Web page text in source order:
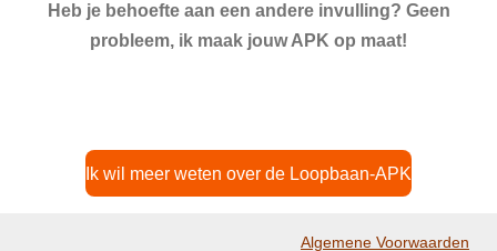
Heb je behoefte aan een andere invulling? Geen
probleem, ik maak jouw APK op maat!
Ik wil meer weten over de Loopbaan-APK
Algemene Voorwaarden